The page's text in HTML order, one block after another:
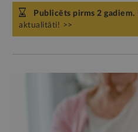
Publicēts pirms 2 gadiem.
aktualitāti! >>